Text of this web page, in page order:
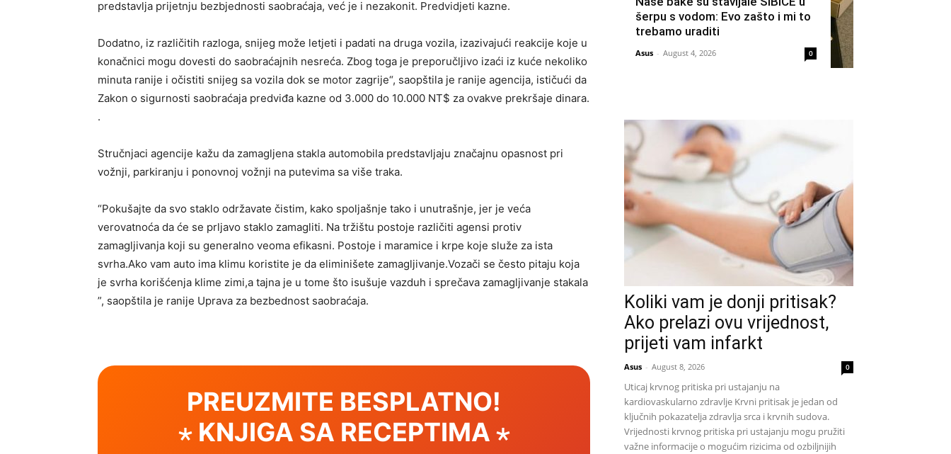
predstavlja prijetnju bezbjednosti saobraćaja, već je i nezakonit. Predvidjeti kazne.
Dodatno, iz različitih razloga, snijeg može letjeti i padati na druga vozila, izazivajući reakcije koje u
konačnici mogu dovesti do saobraćajnih nesreća. Zbog toga je preporučljivo izaći iz kuće nekoliko
minuta ranije i očistiti snijeg sa vozila dok se motor zagrije“, saopštila je ranije agencija, ističući da
Zakon o sigurnosti saobraćaja predviđa kazne od 3.000 do 10.000 NT$ za ovakve prekršaje dinara.
.
Stručnjaci agencije kažu da zamagljena stakla automobila predstavljaju značajnu opasnost pri
vožnji, parkiranju i ponovnoj vožnji na putevima sa više traka.
“Pokušajte da svo staklo održavate čistim, kako spoljašnje tako i unutrašnje, jer je veća
verovatnoća da će se prljavo staklo zamagliti. Na tržištu postoje različiti agensi protiv
zamagljivanja koji su generalno veoma efikasni. Postoje i maramice i krpe koje služe za ista
svrha.Ako vam auto ima klimu koristite je da eliminišete zamagljivanje.Vozači se često pitaju koja
je svrha korišćenja klime zimi,a tajna je u tome što isušuje vazduh i sprečava zamagljivanje stakala
”, saopštila je ranije Uprava za bezbednost saobraćaja.
PREUZMITE BESPLATNO!
⋆ KNJIGA SA RECEPTIMA ⋆
šerpu s vodom: Evo zašto i mi to
trebamo uraditi
Asus - August 4, 2026 0
Koliki vam je donji pritisak?
Ako prelazi ovu vrijednost,
prijeti vam infarkt
Asus - August 8, 2026 0
Uticaj krvnog pritiska pri ustajanju na
kardiovaskularno zdravlje Krvni pritisak je jedan od
ključnih pokazatelja zdravlja srca i krvnih sudova.
Vrijednosti krvnog pritiska pri ustajanju mogu pružiti
važne informacije o mogućim rizicima od ozbiljnijih